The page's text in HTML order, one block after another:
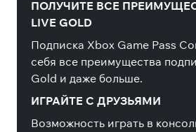
ПОЛУЧИТЕ ВСЕ
LIVE GOLD
Подписка Xbox Game Pass
себя все преимущества
Gold и даже больше.
ИГРАЙТЕ С ДРУЗЬЯМИ
Возможность играть в